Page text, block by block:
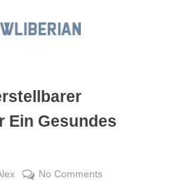
i
r
Ein Gesundes
No Commentson